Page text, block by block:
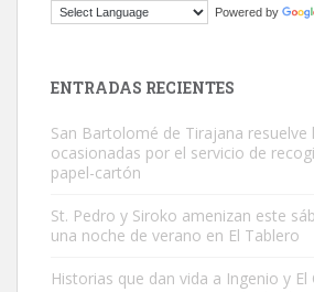
Este gato macho ha aparecido en la calle
Busco adopción responsable para mi perra.
Powered by
ENTRADAS RECIENTES
San Bartolomé de Tirajana resuelve
ocasionadas por el servicio de
papel-cartón
St. Pedro y Siroko amenizan este
una noche de verano en El Tablero
Historias que dan vida a Ingenio y El